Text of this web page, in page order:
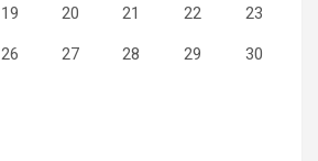
19 20 21 22 23
26 27 28 29 30